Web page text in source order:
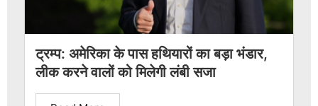
ट्रम्प: अमेरिका के पास हथियारों का बड़ा भंडार,
लीक करने वालों को मिलेगी लंबी सजा